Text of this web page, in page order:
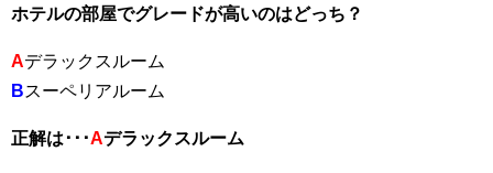
ホテルの部屋でグレードが高いのはどっち？
Aデラックスルーム
Bスーペリアルーム
正解は･･･Aデラックスルーム